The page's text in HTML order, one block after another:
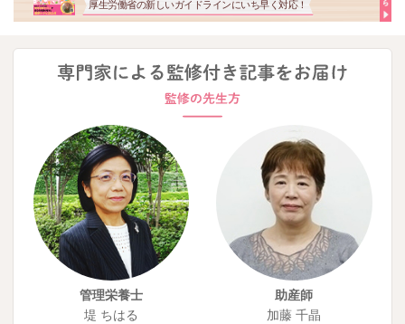
厚生労働省の新しいガイドラインにいち早く対応！
管理栄養士
堤 ちはる
助産師
加藤 千晶